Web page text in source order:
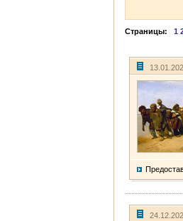
Страницы: 1